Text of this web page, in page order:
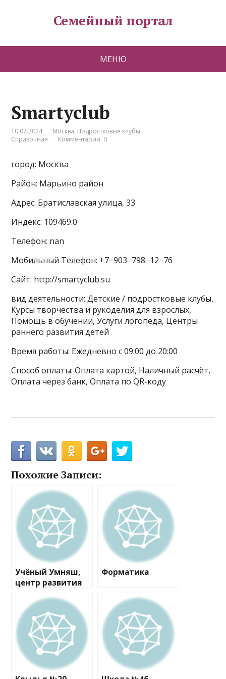
Семейный портал
МЕНЮ
Smartyclub
10.07.2024 Москва, Подростковые клубы,
Справочная
Комментарии: 0
город: Москва
Район: Марьино район
Адрес: Братиславская улица, 33
Индекс: 109469.0
Телефон: nan
Мобильный Телефон: +7‒903‒798‒12‒76
Сайт: http://smartyclub.su
вид деятельности: Детские / подростковые клубы,
Курсы творчества и рукоделия для взрослых,
Помощь в обучении, Услуги логопеда, Центры
раннего развития детей
Время работы: Ежедневно с 09:00 до 20:00
Способ оплаты: Оплата картой, Наличный расчёт,
Оплата через банк, Оплата по QR-коду
Похожие Записи:
Учёный Умняш,
центр развития
Форматика